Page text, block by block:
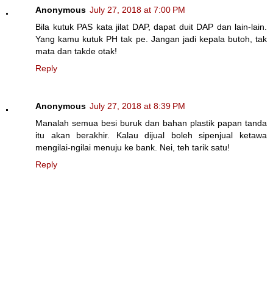
Anonymous July 27, 2018 at 7:00 PM
Bila kutuk PAS kata jilat DAP, dapat duit DAP dan lain-lain.
Yang kamu kutuk PH tak pe. Jangan jadi kepala butoh, tak
mata dan takde otak!
Reply
Anonymous July 27, 2018 at 8:39 PM
Manalah semua besi buruk dan bahan plastik papan tanda
itu akan berakhir. Kalau dijual boleh sipenjual ketawa
mengilai-ngilai menuju ke bank. Nei, teh tarik satu!
Reply